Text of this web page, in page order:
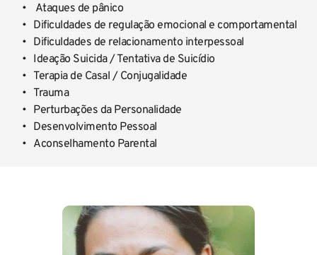
Ataques de pânico
Dificuldades de regulação emocional e comportamental
Dificuldades de relacionamento interpessoal
Ideação Suicida / Tentativa de Suicídio
Terapia de Casal / Conjugalidade
Trauma
Perturbações da Personalidade
Desenvolvimento Pessoal
Aconselhamento Parental